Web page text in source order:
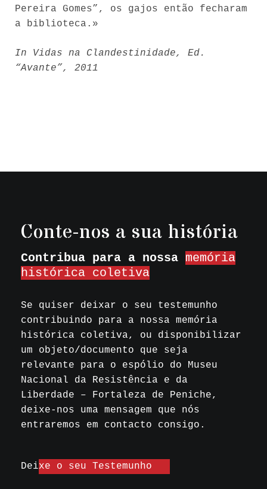
Pereira Gomes”, os gajos então fecharam
a biblioteca.»
In Vidas na Clandestinidade, Ed.
“Avante”, 2011
Conte-nos a sua história
Contribua para a nossa memória
histórica coletiva
Se quiser deixar o seu testemunho
contribuindo para a nossa memória
histórica coletiva, ou disponibilizar
um objeto/documento que seja
relevante para o espólio do Museu
Nacional da Resistência e da
Liberdade – Fortaleza de Peniche,
deixe-nos uma mensagem que nós
entraremos em contacto consigo.
Deixe o seu Testemunho